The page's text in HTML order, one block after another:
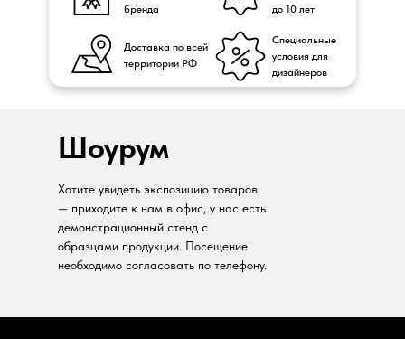
бренда
Доставка по всей
территории РФ
до 10 лет
Специальные
условия для
дизайнеров
Шоурум
Хотите увидеть экспозицию товаров
— приходите к нам в офис, у нас есть
демонстрационный стенд с
образцами продукции. Посещение
необходимо согласовать по телефону.